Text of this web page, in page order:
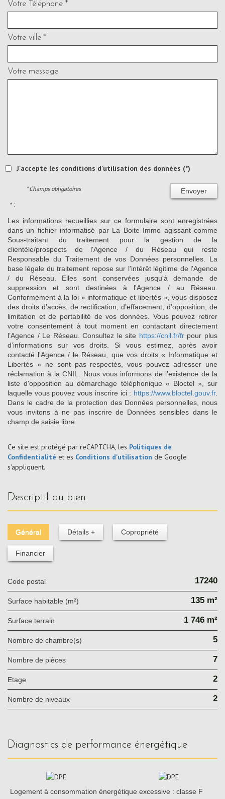
Votre Téléphone *
Votre ville *
Votre message
J'accepte les conditions d'utilisation des données (*)
Envoyer
* Champs obligatoires
* :
Les informations recueillies sur ce formulaire sont enregistrées
dans un fichier informatisé par La Boite Immo agissant comme
Sous-traitant du traitement pour la gestion de la
clientèle/prospects de l'Agence / du Réseau qui reste
Responsable du Traitement de vos Données personnelles. La
base légale du traitement repose sur l'intérêt légitime de l'Agence
/ du Réseau. Elles sont conservées jusqu'à demande de
suppression et sont destinées à l'Agence / au Réseau.
Conformément à la loi « informatique et libertés », vous disposez
des droits d’accès, de rectification, d’effacement, d’opposition, de
limitation et de portabilité de vos données. Vous pouvez retirer
votre consentement à tout moment en contactant directement
l’Agence / Le Réseau. Consultez le site https://cnil.fr/frpour plus
d’informations sur vos droits. Si vous estimez, après avoir
contacté l'Agence / le Réseau, que vos droits « Informatique et
Libertés » ne sont pas respectés, vous pouvez adresser une
réclamation à la CNIL. Nous vous informons de l’existence de la
liste d'opposition au démarchage téléphonique « Bloctel », sur
laquelle vous pouvez vous inscrire ici : https://www.bloctel.gouv.fr.
Dans le cadre de la protection des Données personnelles, nous
vous invitons à ne pas inscrire de Données sensibles dans le
champ de saisie libre.
Ce site est protégé par reCAPTCHA, les Politiques de
Confidentialité et es Conditions d'utilisation de Google
s'appliquent.
descriptif du bien
Général Détails + Copropriété
Financier
Code postal 17240
Surface habitable (m²) 135 m²
surface terrain 1 746 m²
Nombre de chambre(s) 5
Nombre de pièces 7
Etage 2
Nombre de niveaux 2
diagnostics de performance énergétique
Logement à consommation énergétique excessive : classe F